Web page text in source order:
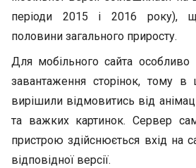
періоди 2015 і 2016 року),
половини загального приросту.
Для мобільного сайта
завантаження сторінок, тому в
вирішили відмовитись від
та важких картинок. Сервер
пристрою здійснюється вхід на
відповідної версії.